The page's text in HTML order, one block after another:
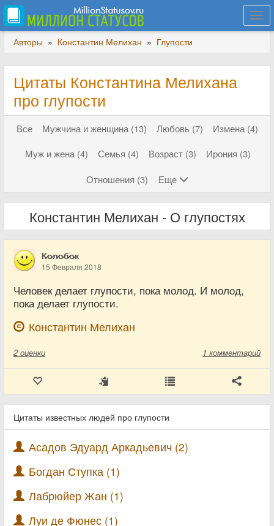
Авторы » Константин Мелихан » Глупости
Цитаты Константина Мелихана
про глупости
Все Мужчина и женщина (13) Любовь (7)
Измена (4)
Муж и жена (4)
Семья (4) Возраст (3)
Ирония (3)
Отношения (3)
Еще
Константин Мелихан - О глупостях
К̷о̷л̷о̷б̷о̷к
15 Февраля 2018
Человек делает глупости, пока молод. И молод,
пока делает глупости.
Константин Мелихан
2 оценки 1 комментарий
Цитаты известных людей про глупости
Асадов Эдуард Аркадьевич (2)
Богдан Ступка (1)
Лабрюйер Жан (1)
Луи де Фюнес (1)